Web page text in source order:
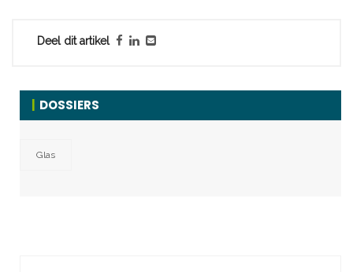
Deel dit artikel
DOSSIERS
Glas